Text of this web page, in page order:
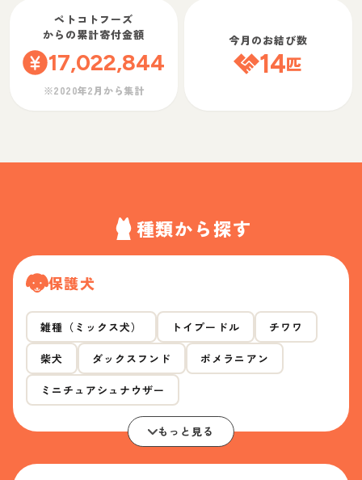
ペトコトフーズ
からの累計寄付金額
17,022,844
※2020年2月から集計
今月のお結び数
14匹
種類から探す
保護犬
雑種（ミックス犬） トイプードル チワワ
柴犬 ダックスフンド ポメラニアン
ミニチュアシュナウザー
もっと見る